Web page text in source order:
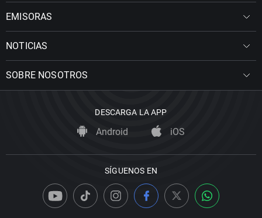
EMISORAS
NOTICIAS
SOBRE NOSOTROS
DESCARGA LA APP
Android iOS
SÍGUENOS EN